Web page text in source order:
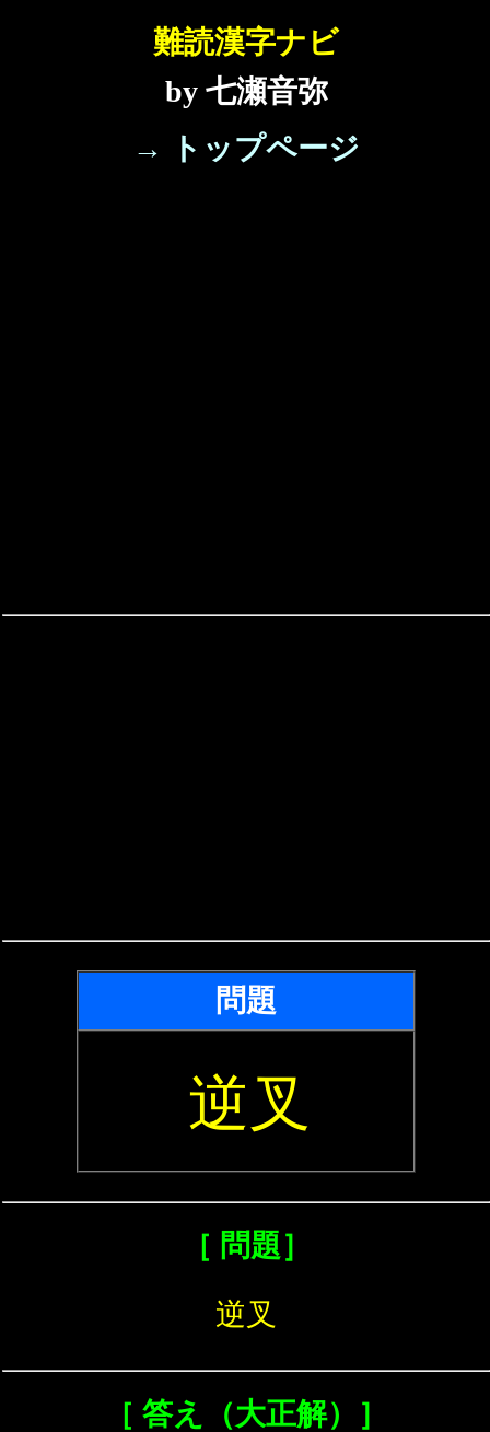
難読漢字ナビ
by 七瀬音弥
→ トップページ
問題
逆叉
［ 問題］
逆叉
［ 答え（大正解）］